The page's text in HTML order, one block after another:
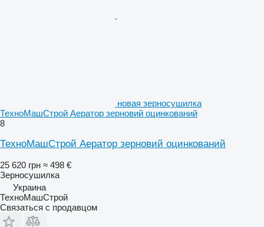
новая зерносушилка
ТехноМашСтрой Аератор зерновий оцинкований
8
ТехноМашСтрой Аератор зерновий оцинкований
25 620 грн ≈ 498 €
Зерносушилка
Украина
ТехноМашСтрой
Связаться с продавцом